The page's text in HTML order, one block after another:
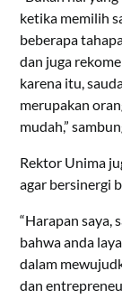
ketika memilih
beberapa
dan juga
karena itu,
merupakan
mudah,”
Rektor Unima
agar bersinergi
“Harapan saya,
bahwa anda
dalam
dan